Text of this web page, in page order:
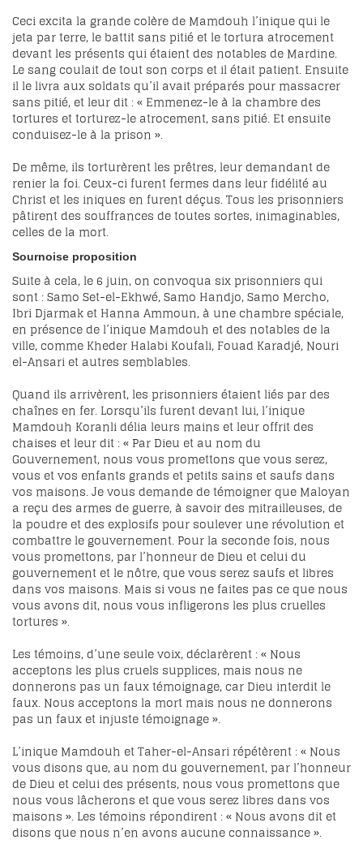
Ceci excita la grande colère de Mamdouh l’inique qui le
jeta par terre, le battit sans pitié et le tortura atrocement
devant les présents qui étaient des notables de Mardine.
Le sang coulait de tout son corps et il était patient. Ensuite
il le livra aux soldats qu’il avait préparés pour massacrer
sans pitié, et leur dit : « Emmenez-le à la chambre des
tortures et torturez-le atrocement, sans pitié. Et ensuite
conduisez-le à la prison ».
De même, ils torturèrent les prêtres, leur demandant de
renier la foi. Ceux-ci furent fermes dans leur fidélité au
Christ et les iniques en furent déçus. Tous les prisonniers
pâtirent des souffrances de toutes sortes, inimaginables,
celles de la mort.
Sournoise proposition
Suite à cela, le 6 juin, on convoqua six prisonniers qui
sont : Samo Set-el-Ekhwé, Samo Handjo, Samo Mercho,
Ibri Djarmak et Hanna Ammoun, à une chambre spéciale,
en présence de l’inique Mamdouh et des notables de la
ville, comme Kheder Halabi Koufali, Fouad Karadjé, Nouri
el-Ansari et autres semblables.
Quand ils arrivèrent, les prisonniers étaient liés par des
chaînes en fer. Lorsqu’ils furent devant lui, l’inique
Mamdouh Koranli délia leurs mains et leur offrit des
chaises et leur dit : « Par Dieu et au nom du
Gouvernement, nous vous promettons que vous serez,
vous et vos enfants grands et petits sains et saufs dans
vos maisons. Je vous demande de témoigner que Maloyan
a reçu des armes de guerre, à savoir des mitrailleuses, de
la poudre et des explosifs pour soulever une révolution et
combattre le gouvernement. Pour la seconde fois, nous
vous promettons, par l’honneur de Dieu et celui du
gouvernement et le nôtre, que vous serez saufs et libres
dans vos maisons. Mais si vous ne faites pas ce que nous
vous avons dit, nous vous infligerons les plus cruelles
tortures ».
Les témoins, d’une seule voix, déclarèrent : « Nous
acceptons les plus cruels supplices, mais nous ne
donnerons pas un faux témoignage, car Dieu interdit le
faux. Nous acceptons la mort mais nous ne donnerons
pas un faux et injuste témoignage ».
L’inique Mamdouh et Taher-el-Ansari répétèrent : « Nous
vous disons que, au nom du gouvernement, par l’honneur
de Dieu et celui des présents, nous vous promettons que
nous vous lâcherons et que vous serez libres dans vos
maisons ». Les témoins répondirent : « Nous avons dit et
disons que nous n’en avons aucune connaissance ».